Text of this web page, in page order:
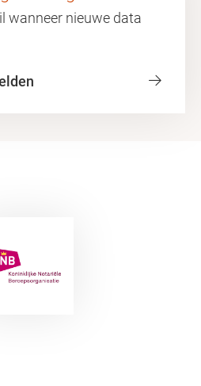
wanneer nieuwe data